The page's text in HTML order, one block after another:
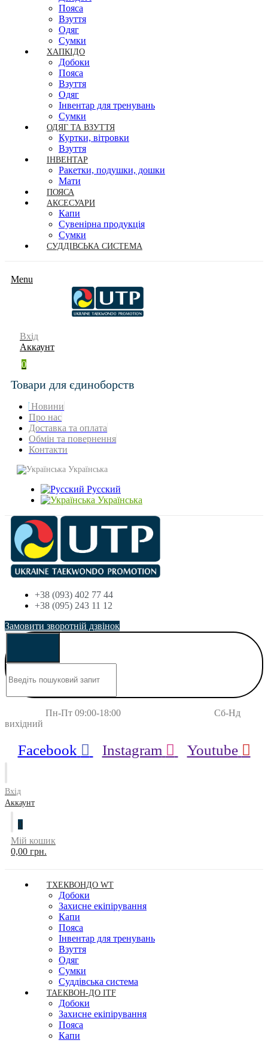
Пояса
Взуття
Одяг
Сумки
ХАПКІДО
Добоки
Пояса
Взуття
Одяг
Інвентар для тренувань
Сумки
ОДЯГ ТА ВЗУТТЯ
Куртки, вітровки
Взуття
ІНВЕНТАР
Ракетки, подушки, дошки
Мати
ПОЯСА
АКСЕСУАРИ
Капи
Сувенірна продукція
Сумки
СУДДІВСЬКА СИСТЕМА
Menu
Вхід
Аккаунт
0
Товари для єдиноборств
Новини
Про нас
Доставка та оплата
Обмін та повернення
Контакти
Українська
Русский
Українська
+38 (093) 402 77 44
+38 (095) 243 11 12
Замовити зворотній дзвінок
Пн-Пт 09:00-18:00 Сб-Нд
вихідний
Facebook Instagram Youtube
Вхід
Аккаунт
0
Мій кошик
0,00 грн.
ТХЕКВОНДО WT
Добоки
Захисне екіпірування
Капи
Пояса
Інвентар для тренувань
Взуття
Одяг
Сумки
Суддівська система
ТАЕКВОН-ДО ITF
Добоки
Захисне екіпірування
Пояса
Капи